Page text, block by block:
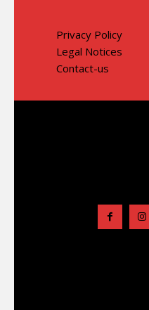
Privacy Policy
Legal Notices
Contact-us